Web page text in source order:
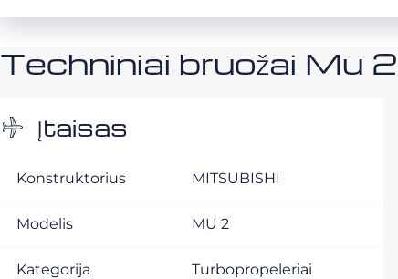
Techniniai bruožai Mu 2
Įtaisas
Konstruktorius MITSUBISHI
Modelis MU 2
Kategorija Turbopropeleriai